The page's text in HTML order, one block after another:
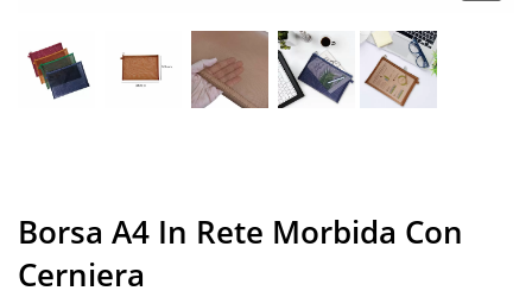
Borsa A4 In Rete Morbida Con
Cerniera